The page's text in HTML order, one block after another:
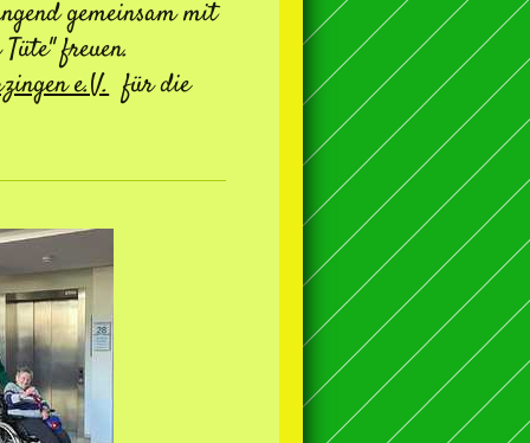
gemeinsam mit
freuen.
e.V.für die